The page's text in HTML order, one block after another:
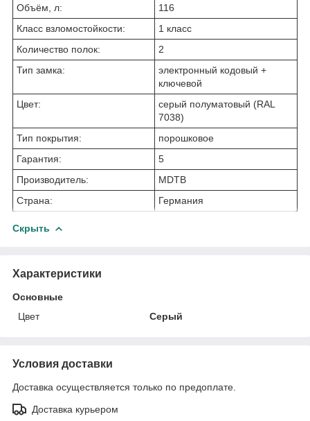
Объём, л:
116
Класс взломостойкости:
1 класс
Количество полок:
2
Тип замка:
электронный кодовый +
ключевой
Цвет:
серый полуматовый (RAL
7038)
Тип покрытия:
порошковое
Гарантия:
5
Производитель:
MDTB
Страна:
Германия
Скрыть
Характеристики
Основные
Цвет
Серый
Условия доставки
Доставка осуществляется только по предоплате.
Доставка курьером